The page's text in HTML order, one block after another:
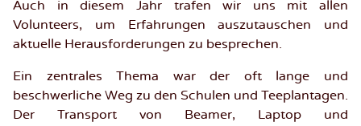
Auch in diesem Jahr trafen wir uns mit allen
Volunteers, um Erfahrungen auszutauschen und
aktuelle Herausforderungen zu besprechen.
Ein zentrales Thema war der oft lange und
beschwerliche Weg zu den Schulen und Teeplantagen.
Der Transport von Beamer, Laptop und